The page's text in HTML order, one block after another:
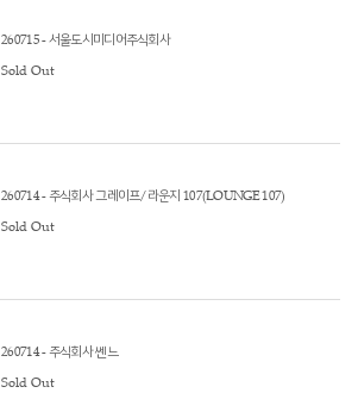
260715 - 서울도시미디어주식회사
Sold Out
260714 - 주식회사 그레이프/라운지 107(LOUNGE 107)
Sold Out
260714 - 주식회사 쎈느
Sold Out